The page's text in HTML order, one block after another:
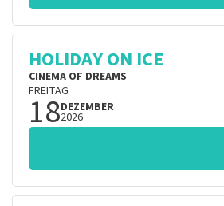
HOLIDAY ON ICE
CINEMA OF DREAMS
FREITAG
18DEZEMBER
2026